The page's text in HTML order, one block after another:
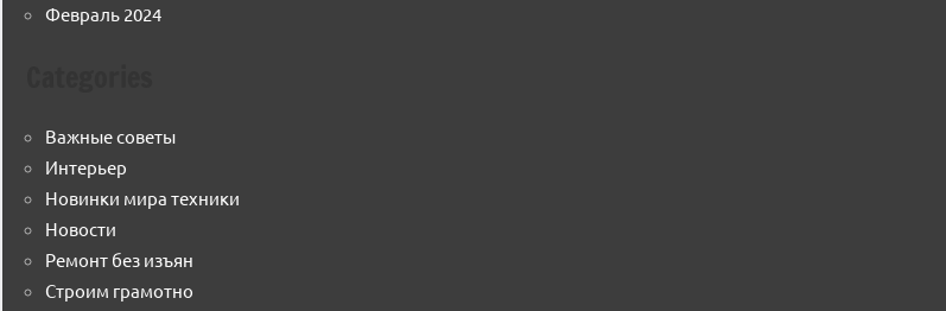
Февраль 2024
Важные советы
Интерьер
Новинки мира техники
Новости
Ремонт без изъян
Строим грамотно